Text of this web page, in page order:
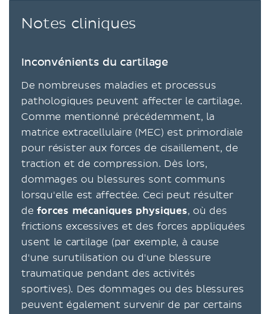
Notes cliniques
Inconvénients du cartilage
De nombreuses maladies et processus
pathologiques peuvent affecter le cartilage.
Comme mentionné précédemment, la
matrice extracellulaire (MEC) est primordiale
pour résister aux forces de cisaillement, de
traction et de compression. Dès lors,
dommages ou blessures sont communs
lorsqu'elle est affectée. Ceci peut résulter
deforces mécaniques physiques, où des
frictions excessives et des forces appliquées
usent le cartilage (par exemple, à cause
d'une surutilisation ou d'une blessure
traumatique pendant des activités
sportives). Des dommages ou des blessures
peuvent également survenir de par certains